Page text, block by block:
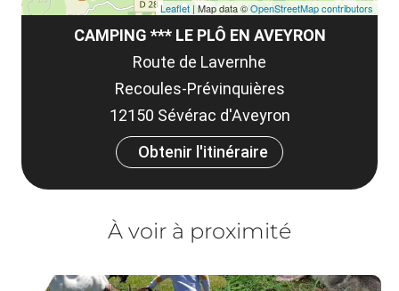
CAMPING *** LE PLÔ EN AVEYRON
Route de Lavernhe
Recoules-Prévinquières
12150 Sévérac d'Aveyron
Obtenir l'itinéraire
Leaflet| Map data ©OpenStreetMap contributors
À voir à proximité